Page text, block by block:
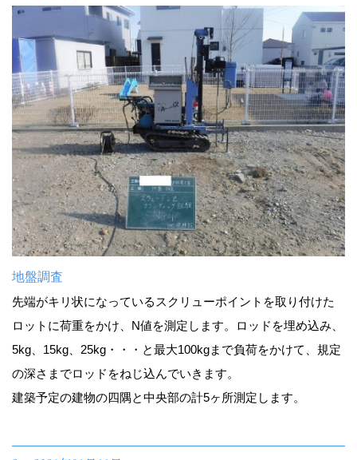
地盤調査
先端がキリ状になっているスクリューポイントを取り付けた
ロットに荷重をかけ、N値を測定します。ロッドを埋め込み、
5kg、15kg、25kg・・・と最大100kgまで負荷をかけて、規定
の深さまでロッドをねじ込んでいきます。
建築予定の建物の四隅と中央部の計5ヶ所測定します。